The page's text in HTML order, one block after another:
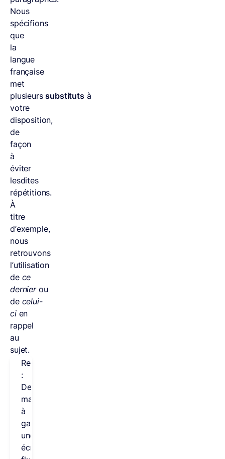
Nous
spécifions
que
la
langue
française
met
plusieurssubstitutsà
votre
disposition,
de
façon
à
éviter
lesdites
répétitions.
À
titre
d’exemple,
nous
retrouvons
l’utilisation
de ce
dernier ou
de celui-
cien
rappel
au
sujet.
Remarque
:
De
manière
à
garantir
une
écriture